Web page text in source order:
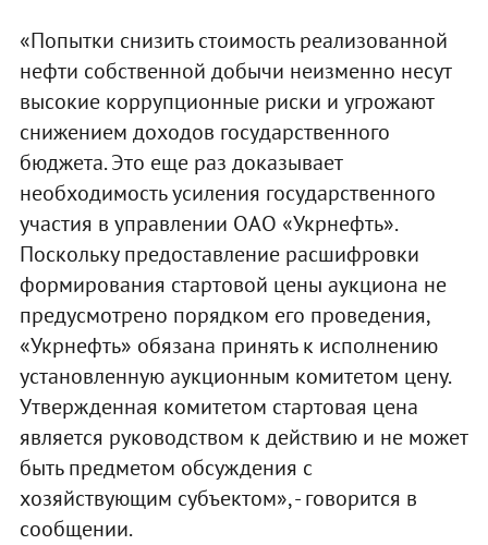
«Попытки снизить стоимость реализованной
нефти собственной добычи неизменно несут
высокие коррупционные риски и угрожают
снижением доходов государственного
бюджета. Это еще раз доказывает
необходимость усиления государственного
участия в управлении ОАО «Укрнефть».
Поскольку предоставление расшифровки
формирования стартовой цены аукциона не
предусмотрено порядком его проведения,
«Укрнефть» обязана принять к исполнению
установленную аукционным комитетом цену.
Утвержденная комитетом стартовая цена
является руководством к действию и не может
быть предметом обсуждения с
хозяйствующим субъектом», - говорится в
сообщении.